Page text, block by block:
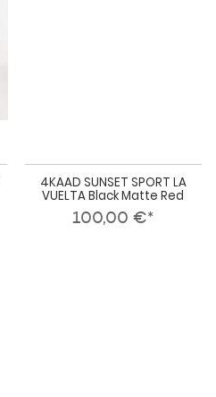
4KAAD SUNSET SPORT LA
VUELTA Black Matte Red
100,00 €*